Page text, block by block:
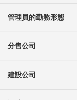
管理員的勤務形態
分售公司
建設公司